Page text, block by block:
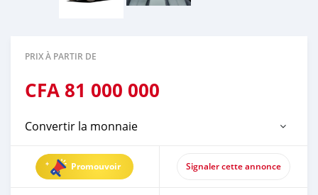
PRIX À PARTIR DE
CFA 81 000 000
Convertir la monnaie
Promouvoir Signaler cette annonce